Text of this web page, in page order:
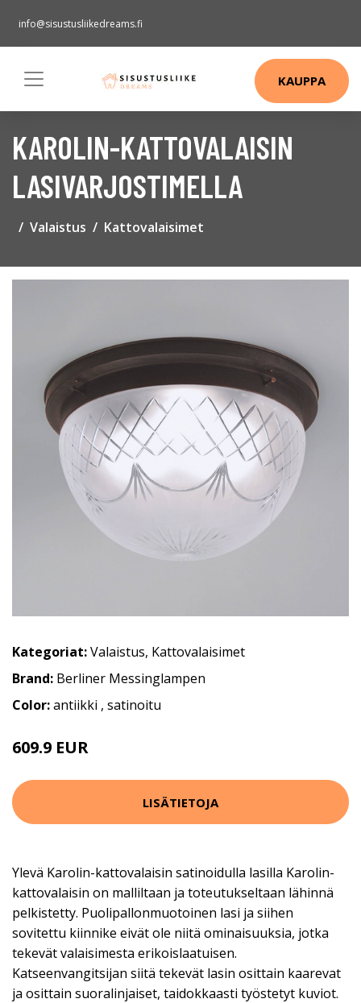
info@sisustusliikedreams.fi
KAUPPA
KAROLIN-KATTOVALAISIN
LASIVARJOSTIMELLA
Valaistus Kattovalaisimet
Kategoriat:Valaistus, Kattovalaisimet
Brand: Berliner Messinglampen
Color:antiikki , satinoitu
609.9 EUR
LISÄTIETOJA
Ylevä Karolin-kattovalaisin satinoidulla lasilla Karolin-
kattovalaisin on malliltaan ja toteutukseltaan lähinnä
pelkistetty. Puolipallonmuotoinen lasi ja siihen
sovitettu kiinnike eivät ole niitä ominaisuuksia, jotka
tekevät valaisimesta erikoislaatuisen.
Katseenvangitsijan siitä tekevät lasin osittain kaarevat
ja osittain suoralinjaiset, taidokkaasti työstetyt kuviot.